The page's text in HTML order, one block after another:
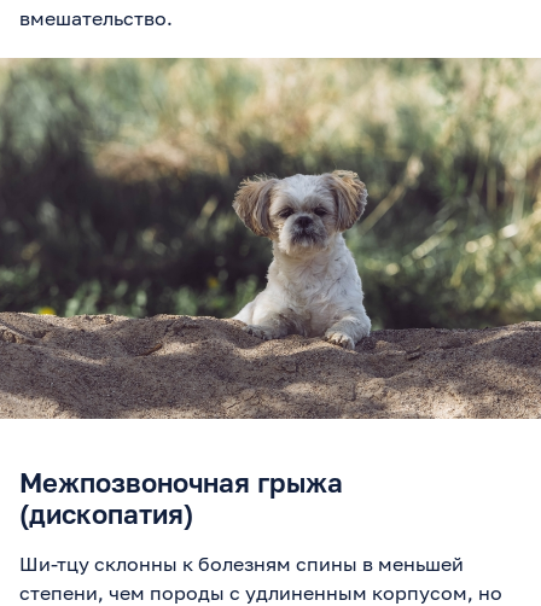
вмешательство.
Межпозвоночная грыжа
(дископатия)
Ши-тцу склонны к болезням спины в меньшей
степени, чем породы с удлиненным корпусом, но